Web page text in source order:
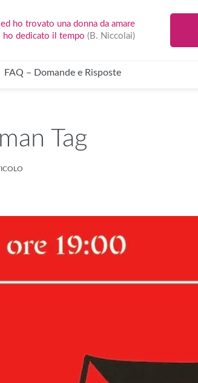
ho trovato una donna da amare
ho dedicato il tempo (B. Niccolai)
FAQ – Domande e Risposte
Tag